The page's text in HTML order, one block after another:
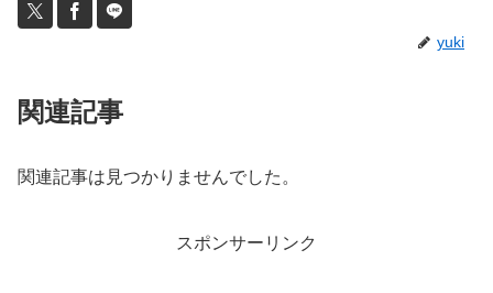
yuki
関連記事
関連記事は見つかりませんでした。
スポンサーリンク